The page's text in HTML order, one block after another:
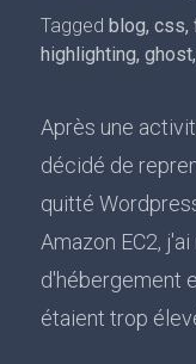
Tagged blog, css,
highlighting, ghost,
Après une
décidé de
quitté
Amazon EC2,
d'hébergement
étaient trop